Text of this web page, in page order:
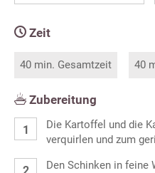
Zeit
40 min. Gesamtzeit 40
Zubereitung
Die Kartoffel und die
verquirlen und zum
Den Schinken in feine